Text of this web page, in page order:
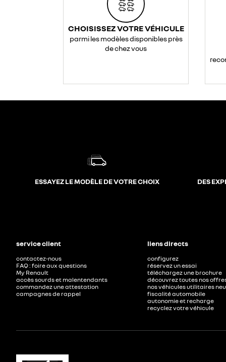
CHOISISSEZ VOTRE VÉHICULE
parmi les modèles disponibles près
de chez vous
ESSAYEZ LE MODÈLE DE VOTRE CHOIX DES
service client
contactez-nous
FAQ : foire aux questions
My Renault
accès sourds et malentendants
commandez une attestation
campagnes de rappel
liens directs
configurez
réservez un essai
téléchargez une brochure
découvrez toutes nos
nos véhicules utilitaires
fiscalité automobile
autonomie et recharge
recyclez votre véhicule